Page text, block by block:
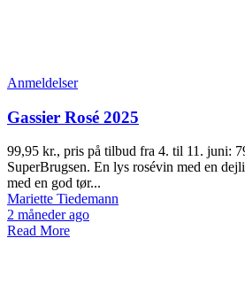
Anmeldelser
Gassier Rosé 2025
99,95 kr., pris på tilbud fra 4. til 11. juni:
SuperBrugsen. En lys rosévin med en
med en god tør...
Mariette Tiedemann
2 måneder ago
Read More